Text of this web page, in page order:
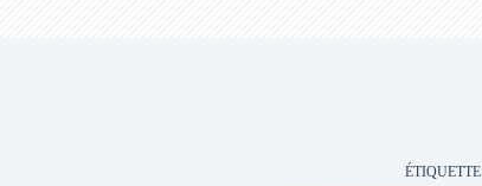
ÉTIQUETTE